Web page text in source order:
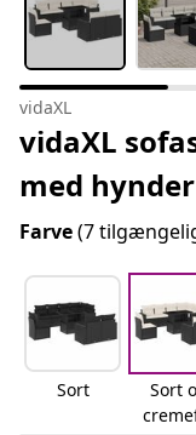
vidaXL
vidaXL
med
Farve(7
Sort
Sort